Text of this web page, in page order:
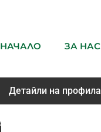
НАЧАЛО
ЗА НАС
Детайли на профила